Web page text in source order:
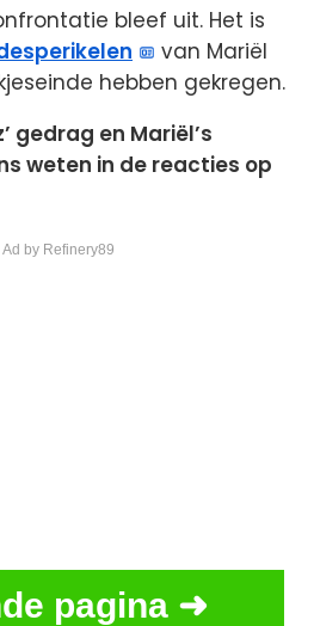
bleef uit. Het is
van Mariël
hebben gekregen.
gedrag en Mariël’s
weten in de reacties op
by Refinery89
pagina ➜